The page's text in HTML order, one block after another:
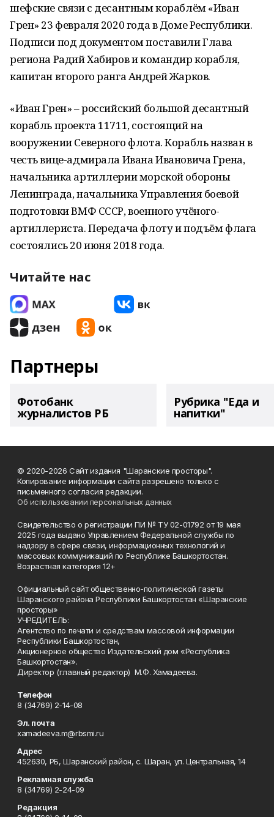
шефские связи с десантным кораблём «Иван
Грен» 23 февраля 2020 года в Доме Республики.
Подписи под документом поставили Глава
региона Радий Хабиров и командир корабля,
капитан второго ранга Андрей Жарков.
«Иван Грен» – российский большой десантный
корабль проекта 11711, состоящий на
вооружении Северного флота. Корабль назван в
честь вице-адмирала Ивана Ивановича Грена,
начальника артиллерии морской обороны
Ленинграда, начальника Управления боевой
подготовки ВМФ СССР, военного учёного-
артиллериста. Передача флоту и подъём флага
состоялись 20 июня 2018 года.
Читайте нас
Партнеры
Фотобанк
журналистов РБ
Рубрика "Еда и
напитки"
© 2020-2026 Сайт издания "Шаранские просторы".
Копирование информации сайта разрешено только с
письменного согласия редакции.
Об использовании персональных данных
Свидетельство о регистрации ПИ № ТУ 02-01792 от 19 мая
2025 года выдано Управлением Федеральной службы по
надзору в сфере связи, информационных технологий и
массовых коммуникаций по Республике Башкортостан.
Возрастная категория 12+
Официальный сайт общественно-политической газеты
Шаранского района Республики Башкортостан «Шаранские
просторы»
УЧРЕДИТЕЛЬ:
Агентство по печати и средствам массовой информации
Республики Башкортостан,
Акционерное общество Издательский дом «Республика
Башкортостан».
Директор (главный редактор) М.Ф. Хамадеева.
Телефон
8 (34769) 2-14-08
Эл. почта
xamadeeva.m@rbsmi.ru
Адрес
452630, РБ, Шаранский район, с. Шаран, ул. Центральная, 14
Рекламная служба
8 (34769) 2-24-09
Редакция